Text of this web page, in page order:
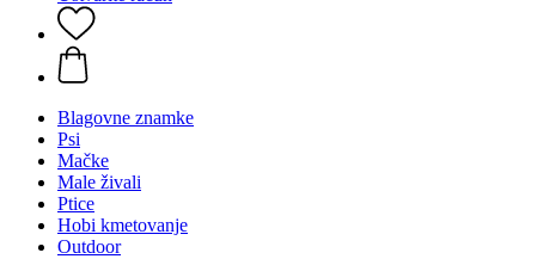
Blagovne znamke
Psi
Mačke
Male živali
Ptice
Hobi kmetovanje
Outdoor